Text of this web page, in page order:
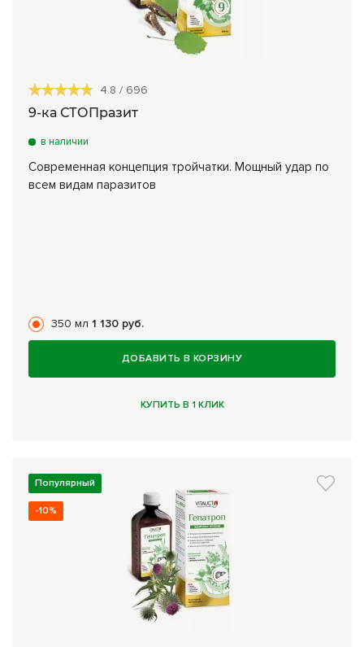
4.8 / 696
9-ка СТОПразит
в наличии
Современная концепция тройчатки. Мощный удар по
всем видам паразитов
350 мл 1 130 руб.
ДОБАВИТЬ В КОРЗИНУ
КУПИТЬ В 1 КЛИК
Популярный
-10%